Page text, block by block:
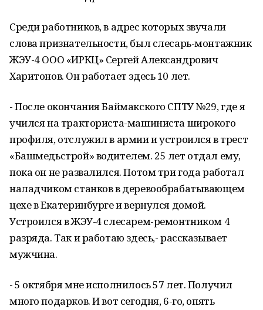
Среди работников, в адрес которых звучали
слова признательности, был слесарь-монтажник
ЖЭУ-4 ООО «ИРКЦ» Сергей Александрович
Харитонов. Он работает здесь 10 лет.
- После окончания Баймакского СПТУ №29, где я
учился на тракториста-машиниста широкого
профиля, отслужил в армии и устроился в трест
«Башмедьстрой» водителем. 25 лет отдал ему,
пока он не развалился. Потом три года работал
наладчиком станков в деревообрабатывающем
цехе в Екатеринбурге и вернулся домой.
Устроился в ЖЭУ-4 слесарем-ремонтником 4
разряда. Так и работаю здесь,- рассказывает
мужчина.
- 5 октября мне исполнилось 57 лет. Получил
много подарков. И вот сегодня, 6-го, опять